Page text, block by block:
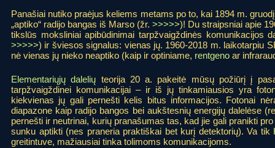
Panašiai nutiko praėjus keliems metams po to, kai 1894 m.
„aptiko“ radijo bangas iš Marso (žr. >>>>>)! Du straipsniai apie
tikslūs moksliniai apibūdinimai tarpžvaigždinės komunikacijos
>>>>>) ir šviesos signalus: vienas jų. 1960-2018 m. laikotarpiu
nė vienas jų nieko neaptiko (kaip ir optiniame, rentgeno ar
Elementariųjų dalelių teorija 20 a. pakeitė mūsų požiūrį į
tarpžvaigždinei komunikacijai – ir iš jų tinkamiausios yra
kiekvienas jų gali pernešti kelis bitus informacijos. Fotonai
diapazone kaip radijo bangos bei aukštesnių energijų dalelėse
pernešti ir neutrinai, kurių pranašumas tas, kad jie gali pranikti
sunku aptikti (nes praneria praktiškai bet kurį detektorių). Va tik
greitintuve, mažiausiai tinka tolimoms komunikacijoms.